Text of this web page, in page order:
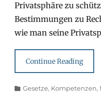
Privatsphäre zu
Bestimmungen zu
wie man seine
Continue Reading
Categories
Gesetze, Kompetenzen,